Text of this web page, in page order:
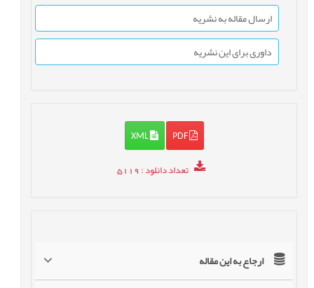
ارسال مقاله به نشریه
داوری برای این نشریه
PDF
XML
تعداد دانلود: 5119
ارجاع به این مقاله